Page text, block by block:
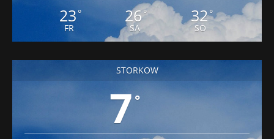
23 °
FR
26°
SA
32°
SO
STORKOW
7°